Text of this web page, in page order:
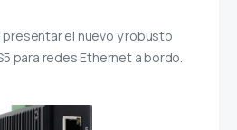
presentar el nuevo y robusto
para redes Ethernet a bordo.